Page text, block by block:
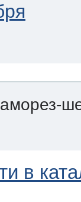
в